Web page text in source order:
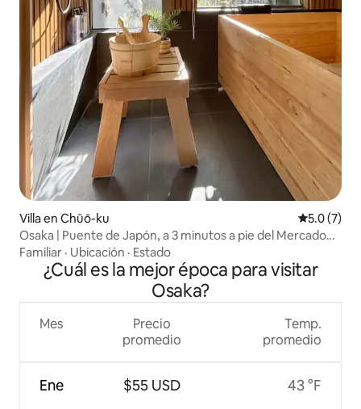
Villa en Chūō-ku
5.0 (7)
Osaka | Puente de Japón, a 3 minutos a pie del Mercado
Kuromon, a 6 minutos a pie de Shinsaibashi y Dotonbori,
villa con terraza ajardinada y sauna, con 5 habitaciones, 1
sala, 2 baños y 2 sanitarios.
Familiar · Ubicación · Estado
¿Cuál es la mejor época para visitar
Osaka?
Mes
Ene
Precio
promedio
$55 USD
Temp.
promedio
43 °F